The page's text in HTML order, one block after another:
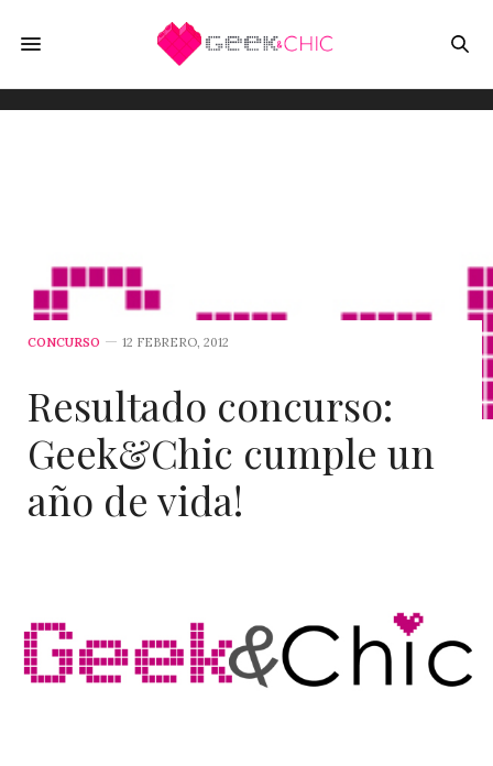
CONCURSO 12 FEBRERO, 2012
Resultado concurso:
Geek&Chic cumple un
año de vida!